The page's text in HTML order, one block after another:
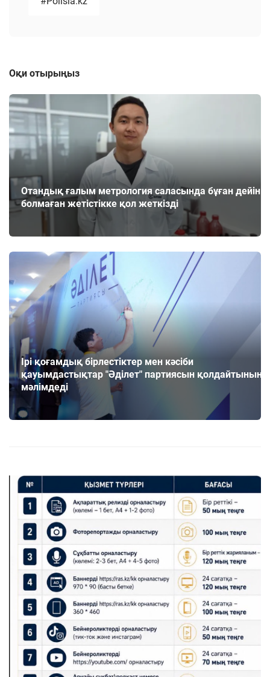
Оқи отырыңыз
Отандық ғалым метрология саласында бұған дейін
болмаған жетістікке қол жеткізді
Ірі қоғамдық бірлестіктер мен кәсіби
қауымдастықтар "Әділет" партиясын қолдайтынын
мәлімдеді